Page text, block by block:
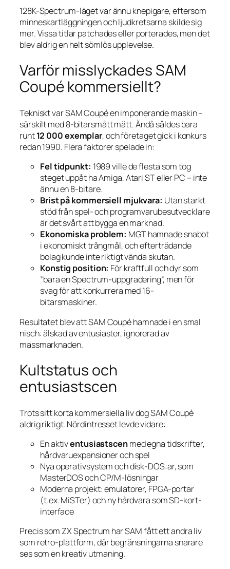
128K-Spectrum-läget var ännu knepigare, eftersom
minneskartläggningen och ljudkretsarna skilde sig
mer. Vissa titlar patchades eller porterades, men det
blev aldrig en helt sömlös upplevelse.
Varför misslyckades SAM
Coupé kommersiellt?
Tekniskt var SAM Coupé en imponerande maskin –
särskilt med 8-bitarsmått mätt. Ändå såldes bara
runt12 000 exemplar, och företaget gick i konkurs
redan 1990. Flera faktorer spelade in:
Fel tidpunkt: 1989 ville de flesta som tog
steget uppåt ha Amiga, Atari ST eller PC – inte
ännu en 8-bitare.
Brist på kommersiell mjukvara: Utan starkt
stöd från spel- och programvarube­sutvecklare
är det svårt att bygga en marknad.
Ekonomiska problem: MGT hamnade snabbt
i ekonomiskt trångmål, och efterträdande
bolag kunde inte riktigt vända skutan.
Konstig position: För kraftfull och dyr som
”bara en Spectrum-uppgradering”, men för
svag för att konkurrera med 16-
bitarsmaskiner.
Resultatet blev att SAM Coupé hamnade i en smal
nisch: älskad av entusiaster, ignorerad av
massmarknaden.
Kultstatus och
entusiastscen
Trots sitt korta kommersiella liv dog SAM Coupé
aldrig riktigt. Nördintresset levde vidare:
En aktiventusiastscenmed egna tidskrifter,
hårdvaru­expansioner och spel
Nya operativsystem och disk-DOS:ar, som
MasterDOS och CP/M-lösningar
Moderna projekt: emulatorer, FPGA-portar
(t.ex. MiSTer) och ny hårdvara som SD-kort-
interface
Precis som ZX Spectrum har SAM fått ett andra liv
som retro-plattform, där begränsningarna snarare
ses som en kreativ utmaning.